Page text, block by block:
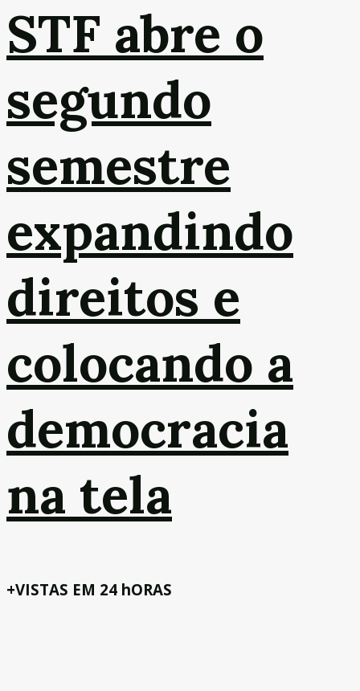
STF abre o
segundo
semestre
expandindo
direitos e
colocando a
democracia
na tela
+VISTAS EM 24 hORAS